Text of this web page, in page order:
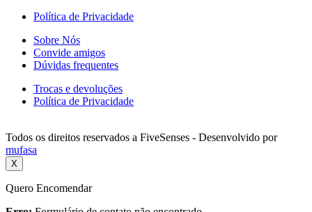
Política de Privacidade
Sobre Nós
Convide amigos
Dúvidas frequentes
Trocas e devoluções
Política de Privacidade
Todos os direitos reservados a FiveSenses - Desenvolvido por
mufasa
X
Quero Encomendar